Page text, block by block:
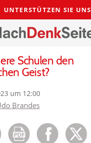
UNTERSTÜTZEN SIE UNS
Schulen den
Geist?
um 12:00
Brandes